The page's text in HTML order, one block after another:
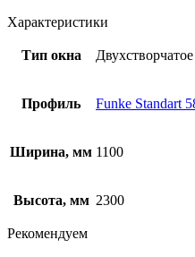
Характеристики
Тип окна
Профиль Funke Standart
Ширина, мм 1100
Высота, мм 2300
Рекомендуем